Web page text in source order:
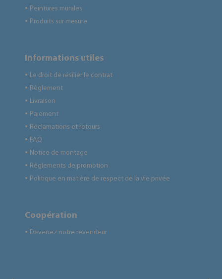
● Peintures murales
● Produits sur mesure
Informations utiles
● Le droit de résilier le contrat
● Règlement
● Livraison
● Paiement
● Réclamations et retours
● FAQ
● Notice de montage
● Règlements de promotion
● Politique en matière de respect de la vie privée
Coopération
● Devenez notre revendeur